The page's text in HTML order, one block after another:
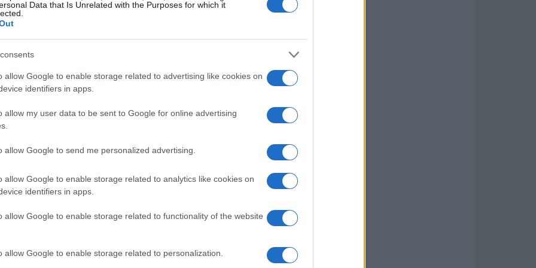
Data that Is Unrelated with the Purposes for which it
allow Google to enable storage related to advertising like cookies on
identifiers in apps.
allow my user data to be sent to Google for online advertising
allow Google to send me personalized advertising.
allow Google to enable storage related to analytics like cookies on
identifiers in apps.
allow Google to enable storage related to functionality of the website
allow Google to enable storage related to personalization.
o di ridurre i costi energetici; implica una
ciclo di vita dei dispositivi, dal design alla
scelta di hardware più efficiente, la gestione
di pratiche di economia circolare.
può accelerare la transizione
ridurre l’impatto delle infrastrutture IT.
come bilanciare l’innovazione con la
prevede che entro il 2026, il 75% delle
ambientale nelle proprie scelte tecnologiche.
nel modo in cui le aziende operano.